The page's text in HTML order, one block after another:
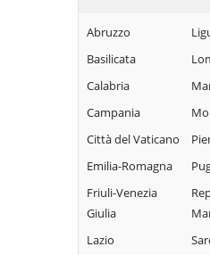
Campofelice di
Roccella
Campofiorito
Camporeale
Capaci
Carini
Castelbuono
Casteldaccia
Castellana Sicula
Abruzzo
Basilicata
Calabria
Campania
Città del Vaticano
Emilia-Romagna
Friuli-Venezia
Giulia
Lazio